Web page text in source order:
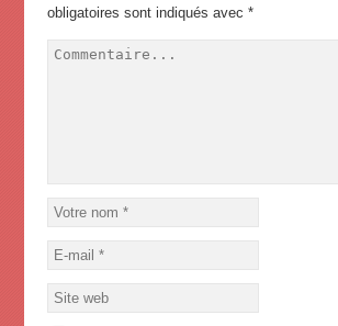
obligatoires sont indiqués avec *